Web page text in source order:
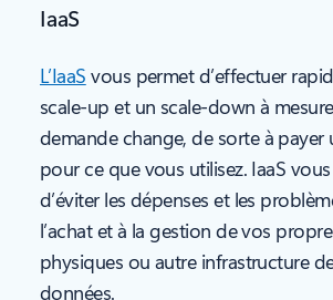
IaaS
L’IaaS vous permet d’effectuer
scale-up et un scale-down à
demande change, de sorte à payer
pour ce que vous utilisez. IaaS
d’éviter les dépenses et les
l’achat et à la gestion de vos
physiques ou autre infrastructure
données.